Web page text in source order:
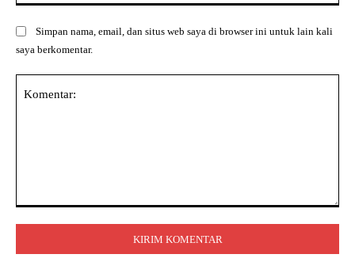
Simpan nama, email, dan situs web saya di browser ini untuk lain kali
saya berkomentar.